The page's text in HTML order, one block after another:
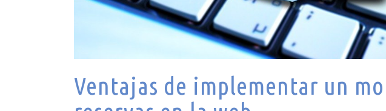
Ventajas de implementar un